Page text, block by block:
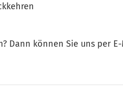
Dann können Sie uns per